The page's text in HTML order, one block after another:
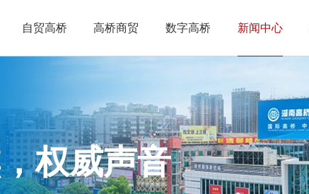
自贸高桥 高桥商贸 数字高桥 新闻中心
权威声音